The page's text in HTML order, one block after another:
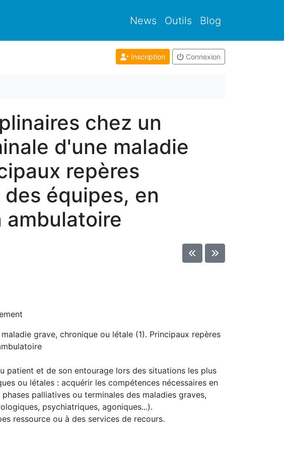
News Outils Blog
Inscription Connexion
chez un
d'une maladie
repères
équipes, en
grave, chronique ou létale (1). Principaux repères
patient et de son entourage lors des situations les plus
ou létales : acquérir les compétences nécessaires en
palliatives ou terminales des maladies graves,
psychiatriques, agoniques...).
ressource ou à des services de recours.